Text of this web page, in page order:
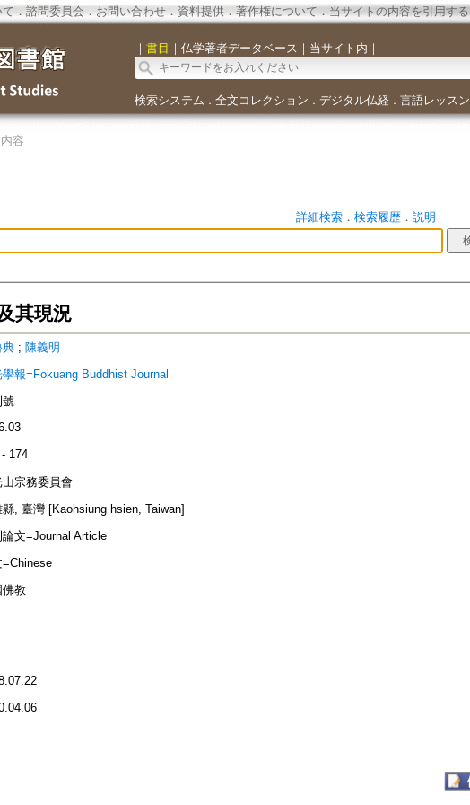
． 諮問委員会． お問い合わせ． 資料提供． 著作権について．当サイトの内容を引用する
｜ 書目 ｜ 仏学著者データベース ｜ 当サイト内 ｜
検索システム ． 全文コレクション ． デジタル仏経． 言語レッスン
容
詳細検索． 検索履歴． 説明
其現況
典; 陳義明
學報=Fokuang Buddhist Journal
號
174
山宗務委員會
縣, 臺灣 [Kaohsiung hsien, Taiwan]
論文=Journal Article
=Chinese
佛教